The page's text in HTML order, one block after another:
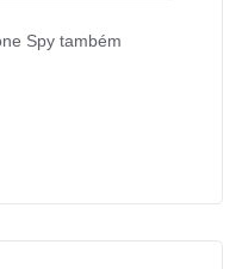
Spy também